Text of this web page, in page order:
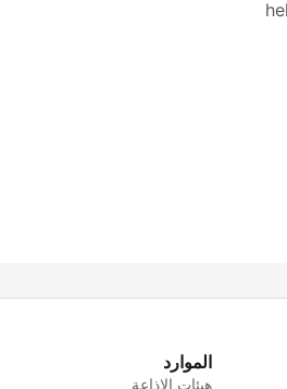
الموارد
هيئات الإذاعة